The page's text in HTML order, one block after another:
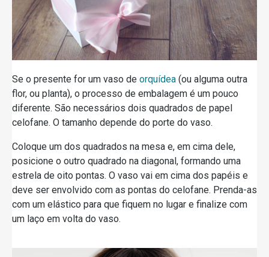
Se o presente for um vaso de orquídea (ou alguma outra
flor, ou planta), o processo de embalagem é um pouco
diferente. São necessários dois quadrados de papel
celofane. O tamanho depende do porte do vaso.
Coloque um dos quadrados na mesa e, em cima dele,
posicione o outro quadrado na diagonal, formando uma
estrela de oito pontas. O vaso vai em cima dos papéis e
deve ser envolvido com as pontas do celofane. Prenda-as
com um elástico para que fiquem no lugar e finalize com
um laço em volta do vaso.